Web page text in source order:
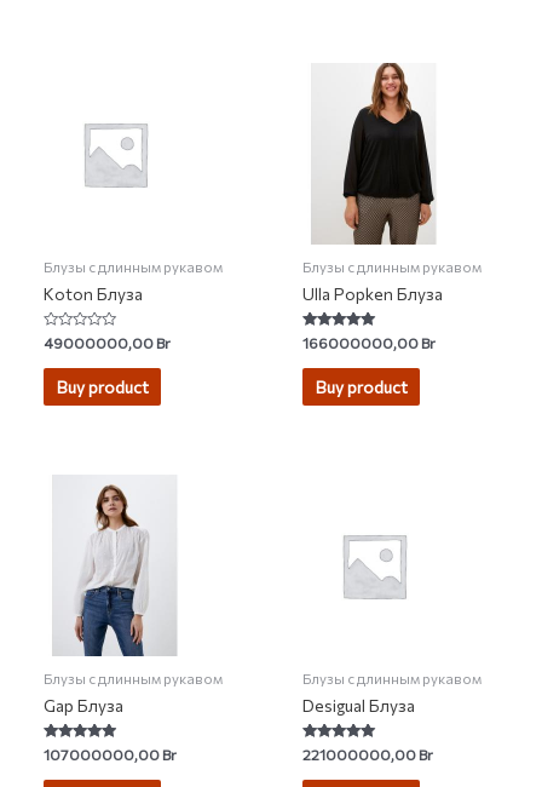
Блузы с длинным рукавом
Koton Блуза
Rated
0
out
49000000,00Br
Buy product
Блузы с длинным рукавом
Ulla Popken Блуза
Rated
4.82
out of 5
166000000,00Br
Buy product
Блузы с длинным рукавом
Gap Блуза
Rated
4.73
out of 5
107000000,00Br
Блузы с длинным рукавом
Desigual Блуза
Rated
5.00
out of 5
221000000,00Br